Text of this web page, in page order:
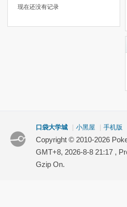
现在还没有记录
口袋大学城 小黑屋 手机版
Copyright © 2010-2026
GMT+8, 2026-8-8 21:17 ,
Gzip On.